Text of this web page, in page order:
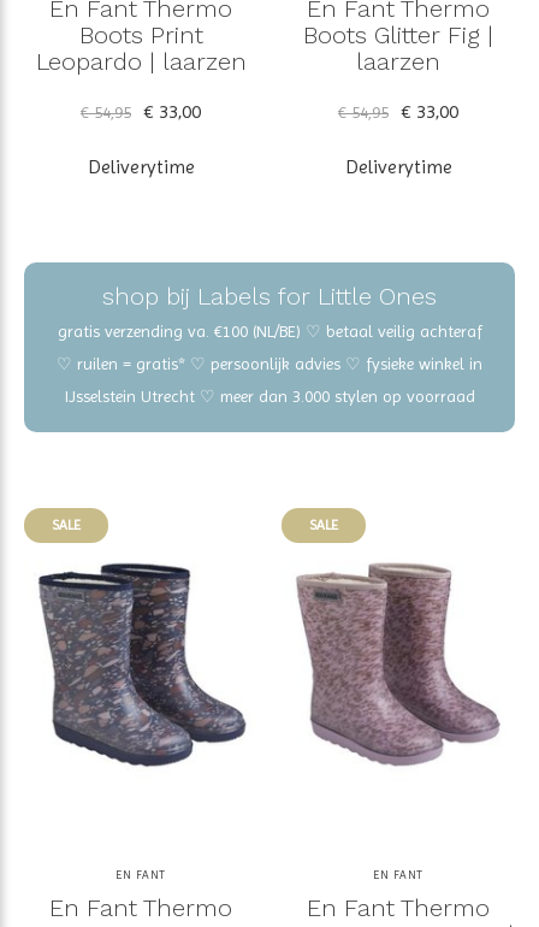
En Fant Thermo
Boots Print
Leopardo | laarzen
€ 54,95 € 33,00
Deliverytime
En Fant Thermo
Boots Glitter Fig |
laarzen
€ 54,95 € 33,00
Deliverytime
shop bij Labels for Little Ones
gratis verzending va. €100 (NL/BE) ♡ betaal veilig achteraf
♡ ruilen = gratis* ♡ persoonlijk advies ♡ fysieke winkel in
IJsselstein Utrecht ♡ meer dan 3.000 stylen op voorraad
SALE
EN FANT
En Fant Thermo
SALE
EN FANT
En Fant Thermo